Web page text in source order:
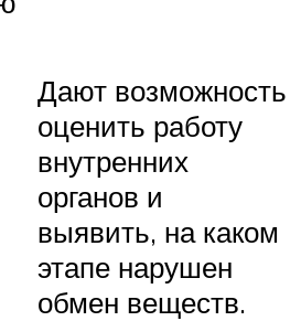
Дают возможность
оценить работу
внутренних
органов и
выявить, на каком
этапе нарушен
обмен веществ.